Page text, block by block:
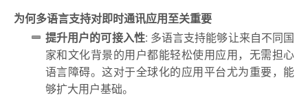
为何多语言支持对即时通讯应用至关重要
提升用户的可接入性: 多语言支持能够让来自不同国
家和文化背景的用户都能轻松使用应用，无需担心
语言障碍。这对于全球化的应用平台尤为重要，能
够扩大用户基础。